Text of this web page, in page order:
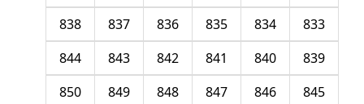
833
834
835
836
837
838
839
840
841
842
843
844
845
846
847
848
849
850